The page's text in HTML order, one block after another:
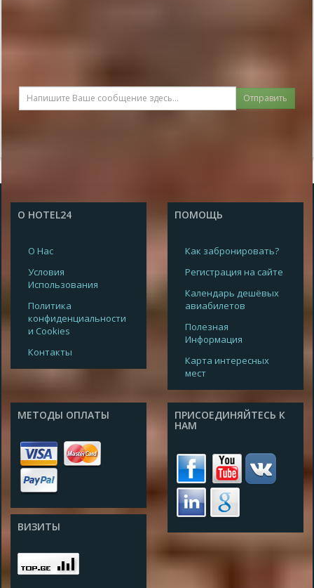
Отправить
О HOTEL24
О Нас
Условия
Использования
Политика
конфиденциальности
и Cookies
Контакты
ПОМОЩЬ
Как забронировать?
Регистрация на сайте
Календарь дешёвых
авиабилетов
Полезная
Информация
Карта интересных
мест
МЕТОДЫ ОПЛАТЫ
ВИЗИТЫ
ПРИСОЕДИНЯЙТЕСЬ К
НАМ